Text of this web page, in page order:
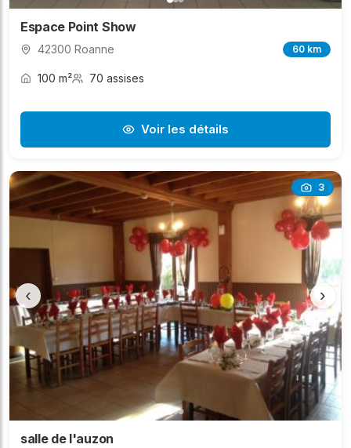
Espace Point Show
42300 Roanne 60 km
100 m² 70 assises
Voir les détails
3
‹ ›
salle de l'auzon